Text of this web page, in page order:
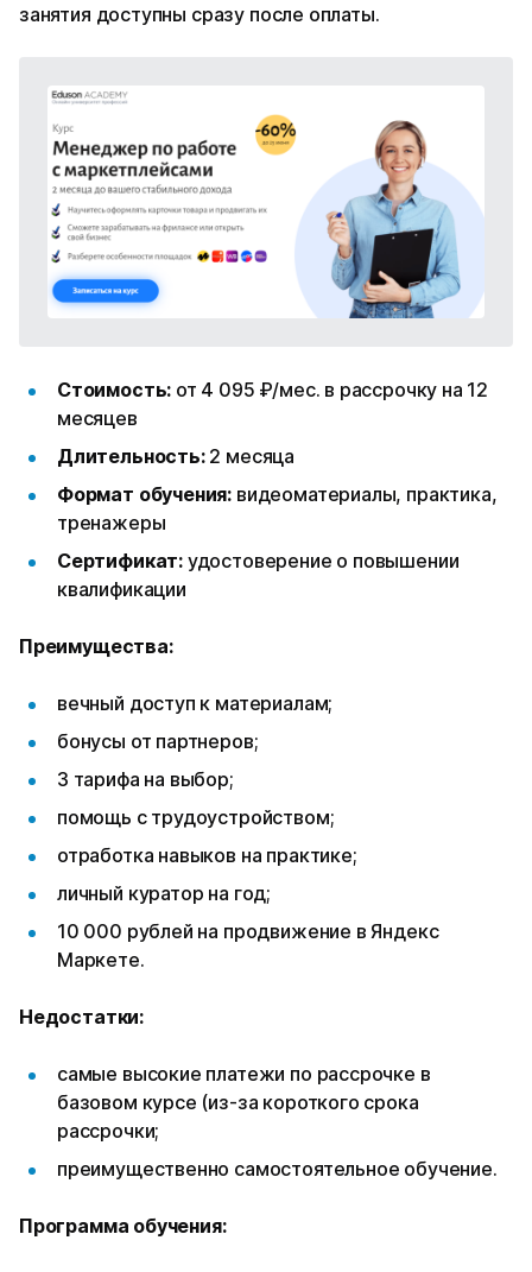
занятия доступны сразу после оплаты.
Стоимость: от 4 095 ₽/мес. в рассрочку на 12
месяцев
Длительность: 2 месяца
Формат обучения: видеоматериалы, практика,
тренажеры
Сертификат: удостоверение о повышении
квалификации
Преимущества:
вечный доступ к материалам;
бонусы от партнеров;
3 тарифа на выбор;
помощь с трудоустройством;
отработка навыков на практике;
личный куратор на год;
10 000 рублей на продвижение в Яндекс
Маркете.
Недостатки:
самые высокие платежи по рассрочке в
базовом курсе (из-за короткого срока
рассрочки;
преимущественно самостоятельное обучение.
Программа обучения: